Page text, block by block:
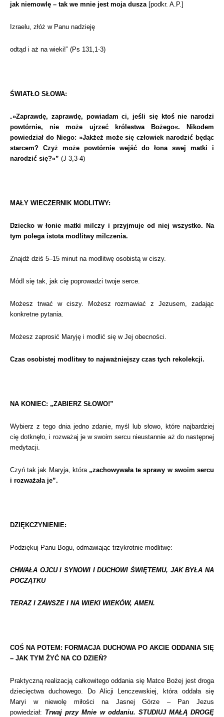
jak niemowlę – tak we mnie jest moja dusza [podkr. A.P.]
Izraelu, złóż w Panu nadzieję
odtąd i aż na wieki!” (Ps 131,1-3)
ŚWIATŁO SŁOWA:
„»Zaprawdę, zaprawdę, powiadam ci, jeśli się ktoś nie narodzi
powtórnie, nie może ujrzeć królestwa Bożego«. Nikodem
powiedział do Niego: »Jakżeż może się człowiek narodzić będąc
starcem? Czyż może powtórnie wejść do łona swej matki i
narodzić się?«” (J 3,3-4)
MAŁY WIECZERNIK MODLITWY:
Dziecko w łonie matki milczy i przyjmuje od niej wszystko. Na
tym polega istota modlitwy milczenia.
Znajdź dziś 5–15 minut na modlitwę osobistą w ciszy.
Módl się tak, jak cię poprowadzi twoje serce.
Możesz trwać w ciszy. Możesz rozmawiać z Jezusem, zadając
konkretne pytania.
Możesz zaprosić Maryję i modlić się w Jej obecności.
Czas osobistej modlitwy to najważniejszy czas tych rekolekcji.
NA KONIEC: „ZABIERZ SŁOWO!”
Wybierz z tego dnia jedno zdanie, myśl lub słowo, które najbardziej
cię dotknęło, i rozważaj je w swoim sercu nieustannie aż do następnej
medytacji.
Czyń tak jak Maryja, która „zachowywała te sprawy w swoim sercu
i rozważała je”.
DZIĘKCZYNIENIE:
Podziękuj Panu Bogu, odmawiając trzykrotnie modlitwę:
CHWAŁA OJCU I SYNOWI I DUCHOWI ŚWIĘTEMU, JAK BYŁA NA
POCZĄTKU
TERAZ I ZAWSZE I NA WIEKI WIEKÓW, AMEN.
COŚ NA POTEM: FORMACJA DUCHOWA PO AKCIE ODDANIA SIĘ
– JAK TYM ŻYĆ NA CO DZIEŃ?
Praktyczną realizacją całkowitego oddania się Matce Bożej jest droga
dziecięctwa duchowego. Do Alicji Lenczewskiej, która oddała się
Maryi w niewolę miłości na Jasnej Górze – Pan Jezus
powiedział: Trwaj przy Mnie w oddaniu. STUDIUJ MAŁĄ DROGĘ